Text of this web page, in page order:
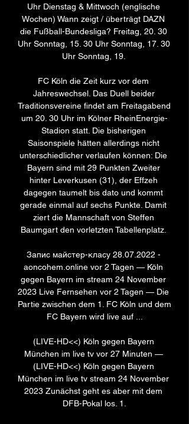
Uhr Dienstag & Mittwoch (englische
Wochen) Wann zeigt / überträgt DAZN
die Fußball-Bundesliga? Freitag, 20. 30
Uhr Sonntag, 15. 30 Uhr Sonntag, 17. 30
Uhr Sonntag, 19.
FC Köln die Zeit kurz vor dem
Jahreswechsel. Das Duell beider
Traditionsvereine findet am Freitagabend
um 20. 30 Uhr im Kölner RheinEnergie-
Stadion statt. Die bisherigen
Saisonspiele hätten allerdings nicht
unterschiedlicher verlaufen können: Die
Bayern sind mit 29 Punkten Zweiter
hinter Leverkusen (31), der Effzeh
dagegen taumelt bis dato und kommt
gerade einmal auf sechs Punkte. Damit
ziert die Mannschaft von Steffen
Baumgart den vorletzten Tabellenplatz.
Запис майстер-класу 28.07.2022 -
aoncohem.online vor 2 Tagen — Köln
gegen Bayern im stream 24 November
2023 Live Fernsehen vor 2 Tagen — Die
Partie zwischen dem 1. FC Köln und dem
FC Bayern wird live auf ...
(LIVE-HD<<) Köln gegen Bayern
München im live tv vor 27 Minuten —
(LIVE-HD<<) Köln gegen Bayern
München im live tv stream 24 November
2023 Zunächst geht es aber mit dem
DFB-Pokal los. 1.